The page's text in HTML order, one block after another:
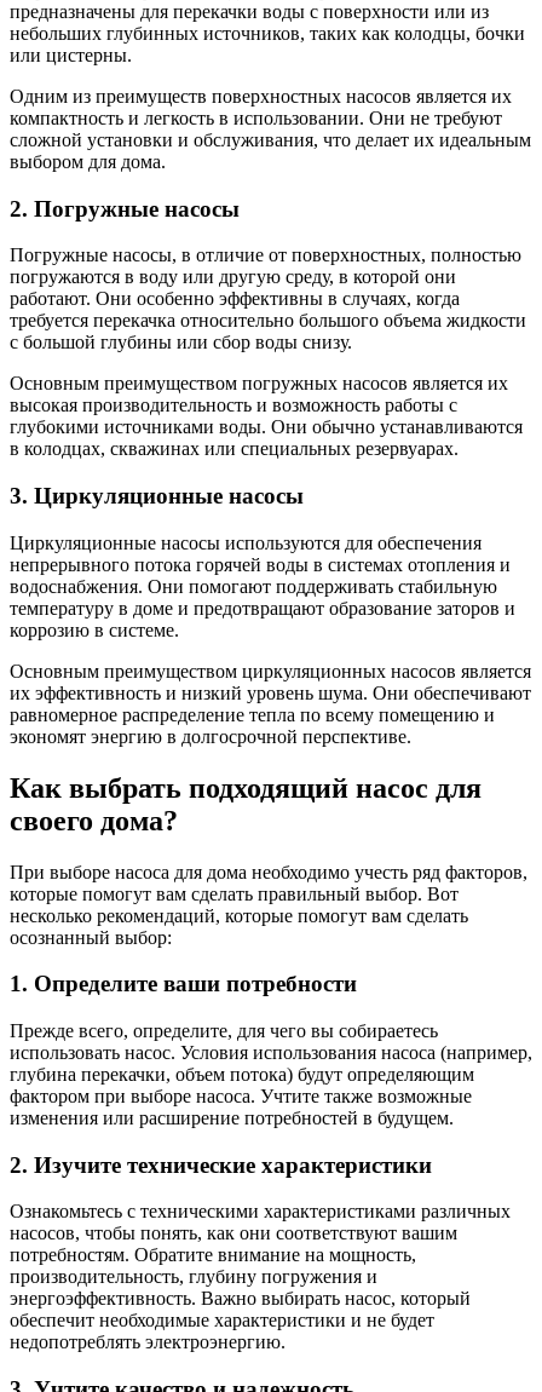
предназначены для перекачки воды с поверхности или из
небольших глубинных источников, таких как колодцы, бочки
или цистерны.
Одним из преимуществ поверхностных насосов является их
компактность и легкость в использовании. Они не требуют
сложной установки и обслуживания, что делает их идеальным
выбором для дома.
2. Погружные насосы
Погружные насосы, в отличие от поверхностных, полностью
погружаются в воду или другую среду, в которой они
работают. Они особенно эффективны в случаях, когда
требуется перекачка относительно большого объема жидкости
с большой глубины или сбор воды снизу.
Основным преимуществом погружных насосов является их
высокая производительность и возможность работы с
глубокими источниками воды. Они обычно устанавливаются
в колодцах, скважинах или специальных резервуарах.
3. Циркуляционные насосы
Циркуляционные насосы используются для обеспечения
непрерывного потока горячей воды в системах отопления и
водоснабжения. Они помогают поддерживать стабильную
температуру в доме и предотвращают образование заторов и
коррозию в системе.
Основным преимуществом циркуляционных насосов является
их эффективность и низкий уровень шума. Они обеспечивают
равномерное распределение тепла по всему помещению и
экономят энергию в долгосрочной перспективе.
Как выбрать подходящий насос для
своего дома?
При выборе насоса для дома необходимо учесть ряд факторов,
которые помогут вам сделать правильный выбор. Вот
несколько рекомендаций, которые помогут вам сделать
осознанный выбор:
1. Определите ваши потребности
Прежде всего, определите, для чего вы собираетесь
использовать насос. Условия использования насоса (например,
глубина перекачки, объем потока) будут определяющим
фактором при выборе насоса. Учтите также возможные
изменения или расширение потребностей в будущем.
2. Изучите технические характеристики
Ознакомьтесь с техническими характеристиками различных
насосов, чтобы понять, как они соответствуют вашим
потребностям. Обратите внимание на мощность,
производительность, глубину погружения и
энергоэффективность. Важно выбирать насос, который
обеспечит необходимые характеристики и не будет
недопотреблять электроэнергию.